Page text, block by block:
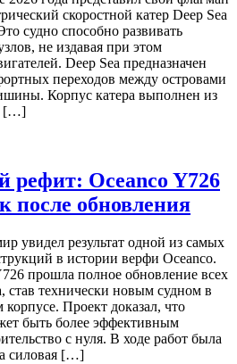
скоростной катер Deep Sea
судно способно развивать
не издавая при этом
Deep Sea предназначен
переходов между островами
Корпус катера выполнен из
[…]
рефит: Oceanco Y726
после обновления
увидел результат одной из самых
в истории верфи Oceanco.
прошла полное обновление всех
став технически новым судном в
корпусе. Проект доказал, что
быть более эффективным
с нуля. В ходе работ была
силовая […]